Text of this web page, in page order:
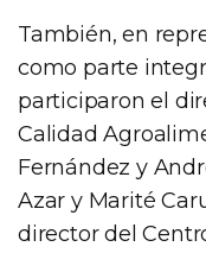
También, en
como parte
participaron el
Calidad
Fernández y
Azar y Marité
director del